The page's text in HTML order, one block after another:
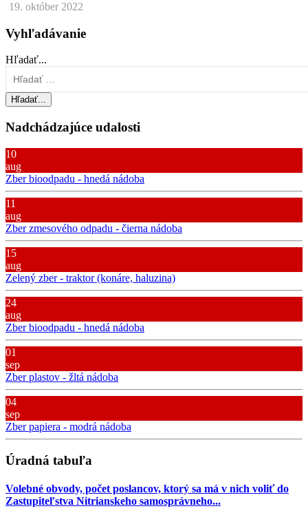
19. október 2022
Vyhľadávanie
Hľadať...
Hľadať...
Nadchádzajúce udalosti
10
aug
Zber bioodpadu - hnedá nádoba
11
aug
Zber zmesového odpadu - čierna nádoba
15
aug
Zelený zber - traktor (konáre, haluzina)
24
aug
Zber bioodpadu - hnedá nádoba
01
sep
Zber plastov - žltá nádoba
04
sep
Zber papiera - modrá nádoba
Úradná tabuľa
Volebné obvody, počet poslancov, ktorý sa má v nich voliť do
Zastupiteľstva Nitrianskeho samosprávneho...